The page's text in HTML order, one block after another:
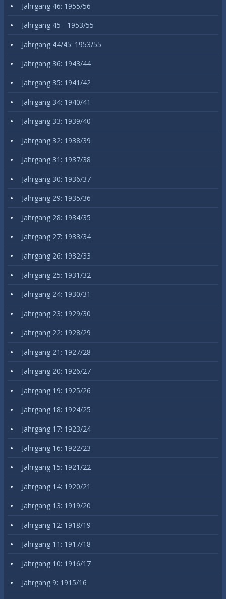
Jahrgang 46: 1955/56
Jahrgang 45 - 1953/55
Jahrgang 44/45: 1953/55
Jahrgang 36: 1943/44
Jahrgang 35: 1941/42
Jahrgang 34: 1940/41
Jahrgang 33: 1939/40
Jahrgang 32: 1938/39
Jahrgang 31: 1937/38
Jahrgang 30: 1936/37
Jahrgang 29: 1935/36
Jahrgang 28: 1934/35
Jahrgang 27: 1933/34
Jahrgang 26: 1932/33
Jahrgang 25: 1931/32
Jahrgang 24: 1930/31
Jahrgang 23: 1929/30
Jahrgang 22: 1928/29
Jahrgang 21: 1927/28
Jahrgang 20: 1926/27
Jahrgang 19: 1925/26
Jahrgang 18: 1924/25
Jahrgang 17: 1923/24
Jahrgang 16: 1922/23
Jahrgang 15: 1921/22
Jahrgang 14: 1920/21
Jahrgang 13: 1919/20
Jahrgang 12: 1918/19
Jahrgang 11: 1917/18
Jahrgang 10: 1916/17
Jahrgang 9: 1915/16